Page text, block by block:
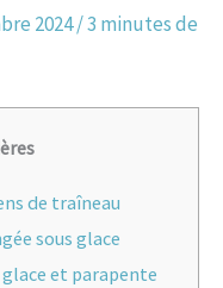
2024/3 minutes de
de traîneau
sous glace
et parapente